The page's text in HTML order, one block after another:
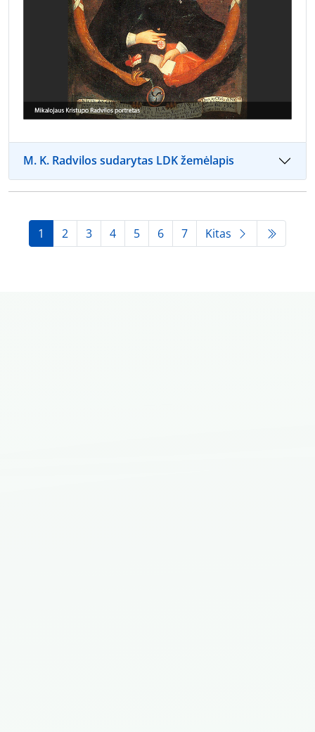
M. K. Radvilos sudarytas LDK žemėlapis
1 2 3 4 5 6 7 Kitas